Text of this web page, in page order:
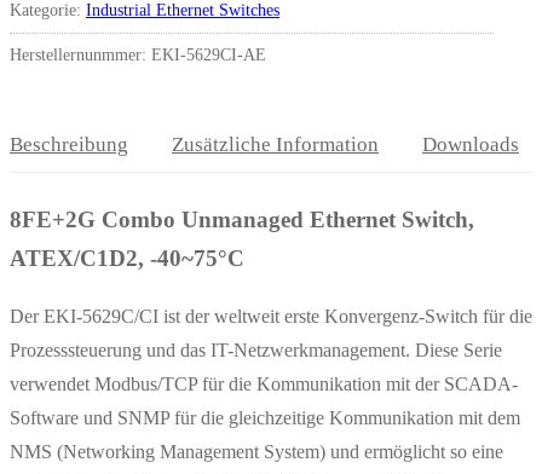
Kategorie: Industrial Ethernet Switches
Herstellernunmmer: EKI-5629CI-AE
Beschreibung Zusätzliche Information Downloads
8FE+2G Combo Unmanaged Ethernet Switch,
ATEX/C1D2, -40~75°C
Der EKI-5629C/CI ist der weltweit erste Konvergenz-Switch für die
Prozesssteuerung und das IT-Netzwerkmanagement. Diese Serie
verwendet Modbus/TCP für die Kommunikation mit der SCADA-
Software und SNMP für die gleichzeitige Kommunikation mit dem
NMS (Networking Management System) und ermöglicht so eine